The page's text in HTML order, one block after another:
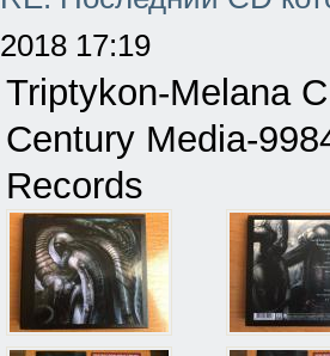
2018 17:19
Triptykon-Melana
Century Media-
Records